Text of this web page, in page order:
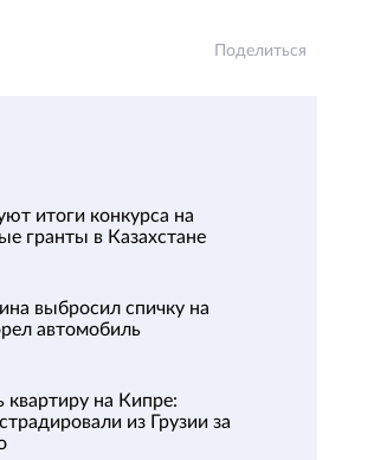
Поделиться
итоги конкурса на
гранты в Казахстане
выбросил спичку на
автомобиль
на Кипре:
из Грузии за